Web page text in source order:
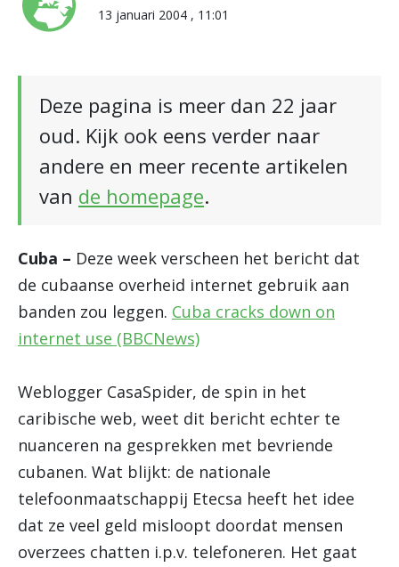
13 januari 2004 , 11:01
Deze pagina is meer dan 22 jaar
oud. Kijk ook eens verder naar
andere en meer recente artikelen
van de homepage.
Cuba – Deze week verscheen het bericht dat
de cubaanse overheid internet gebruik aan
banden zou leggen. Cuba cracks down on
internet use (BBCNews)
Weblogger CasaSpider, de spin in het
caribische web, weet dit bericht echter te
nuanceren na gesprekken met bevriende
cubanen. Wat blijkt: de nationale
telefoonmaatschappij Etecsa heeft het idee
dat ze veel geld misloopt doordat mensen
overzees chatten i.p.v. telefoneren. Het gaat